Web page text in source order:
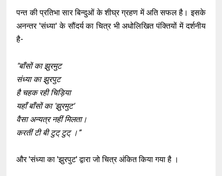
पन्त की प्रतिभा सार बिन्दुओं के शीघ्र ग्रहण में अति सफल है। इसके
अनन्तर 'संध्या' के सौंदर्य का चित्र भी अधोलिखित पंक्तियों में दर्शनीय
है-
"बाँसों का झुरमुट
संध्या का झुरपुट
है चहक रही चिड़िया
यहाँ बाँसों का 'झुरमुट'
वैसा अन्यत्र नहीं मिलता।
करतीं टी बी टुट् टुट् ।”
और 'संध्या का 'झुरपुट' द्वारा जो चित्र अंकित किया गया है ।